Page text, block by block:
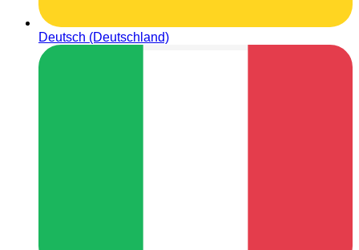
Deutsch (Deutschland)